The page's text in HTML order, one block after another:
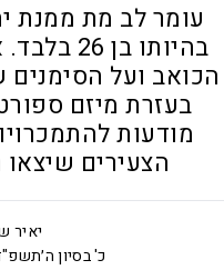
עומר לב מת ממנת
בהיותו
הכואב ועל הסימנים
בעזרת מיזם
מודעות
הצעירים
יאיר
כ' בסיון